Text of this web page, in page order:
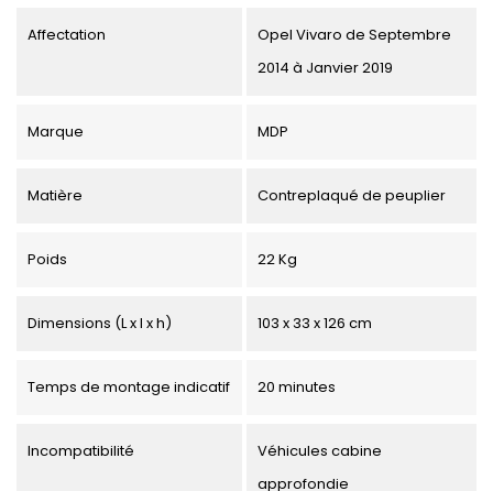
Affectation
Opel Vivaro de Septembre
2014 à Janvier 2019
Marque MDP
Matière Contreplaqué de peuplier
Poids 22 Kg
Dimensions (L x l x h) 103 x 33 x 126 cm
Temps de montage indicatif 20 minutes
Incompatibilité
Véhicules cabine
approfondie